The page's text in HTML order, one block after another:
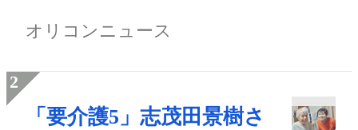
オリコンニュース
「要介護5」志茂田景樹さ